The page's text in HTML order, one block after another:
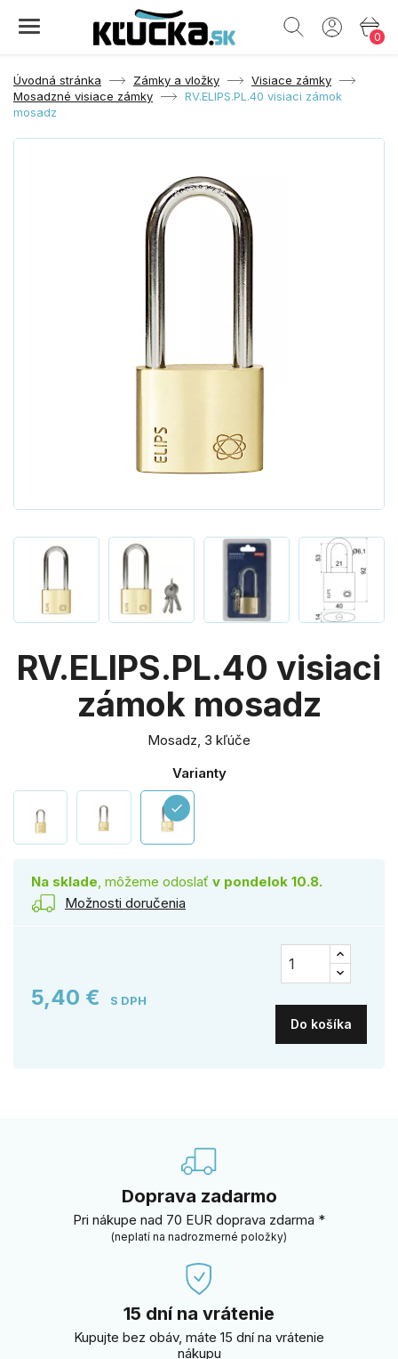
0
Úvodná stránka Zámky a vložky
Visiace zámky
Mosadzné visiace zámky
RV.ELIPS.PL.40 visiaci zámok
mosadz
RV.ELIPS.PL.40 visiaci
zámok mosadz
Mosadz, 3 kľúče
Varianty
check
Na sklade, môžeme odoslať v pondelok 10.8.
Možnosti doručenia
5,40 € S DPH
Do košíka
Doprava zadarmo
Pri nákupe nad 70 EUR doprava zdarma *
(neplatí na nadrozmerné položky)
15 dní na vrátenie
Kupujte bez obáv, máte 15 dní na vrátenie
nákupu